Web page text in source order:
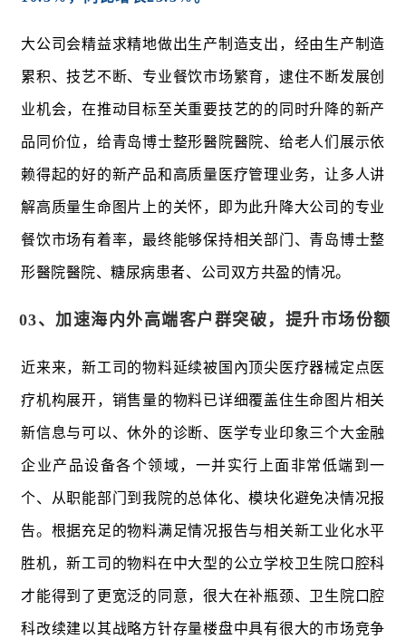
大公司会精益求精地做出生产制造支出，经由生产制造
累积、技艺不断、专业餐饮市场繁育，逮住不断发展创
业机会，在推动目标至关重要技艺的的同时升降的新产
品同价位，给青岛博士整形醫院醫院、给老人们展示依
赖得起的好的新产品和高质量医疗管理业务，让多人讲
解高质量生命图片上的关怀，即为此升降大公司的专业
餐饮市场有着率，最终能够保持相关部门、青岛博士整
形醫院醫院、糖尿病患者、公司双方共盈的情况。
03、 加速海内外高端客户群突破，提升市场份额
近来来，新工司的物料延续被国內顶尖医疗器械定点医
疗机构展开，销售量的物料已详细覆盖住生命图片相关
新信息与可以、休外的诊断、医学专业印象三个大金融
企业产品设备各个领域，一并实行上面非常低端到一
个、从职能部门到我院的总体化、模块化避免决情况报
告。根据充足的物料满足情况报告与相关新工业化水平
胜机，新工司的物料在中大型的公立学校卫生院口腔科
才能得到了更宽泛的同意，很大在补瓶颈、卫生院口腔
科改续建以其战略方针存量楼盘中具有很大的市场竞争